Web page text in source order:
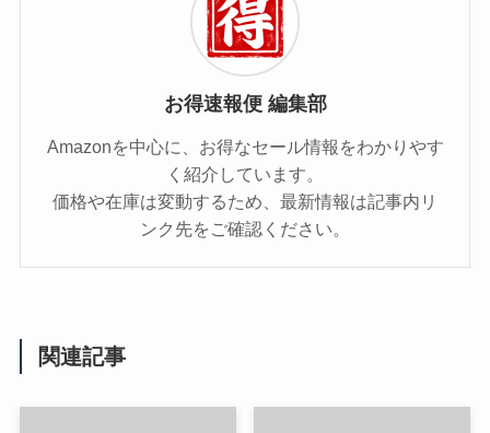
お得速報便 編集部
Amazonを中心に、お得なセール情報をわかりやす
く紹介しています。
価格や在庫は変動するため、最新情報は記事内リ
ンク先をご確認ください。
関連記事